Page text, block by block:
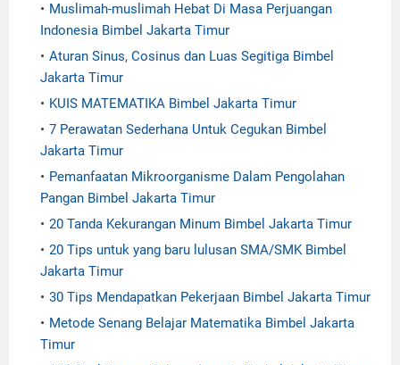
Muslimah-muslimah Hebat Di Masa Perjuangan
Indonesia Bimbel Jakarta Timur
Aturan Sinus, Cosinus dan Luas Segitiga Bimbel
Jakarta Timur
KUIS MATEMATIKA Bimbel Jakarta Timur
7 Perawatan Sederhana Untuk Cegukan Bimbel
Jakarta Timur
Pemanfaatan Mikroorganisme Dalam Pengolahan
Pangan Bimbel Jakarta Timur
20 Tanda Kekurangan Minum Bimbel Jakarta Timur
20 Tips untuk yang baru lulusan SMA/SMK Bimbel
Jakarta Timur
30 Tips Mendapatkan Pekerjaan Bimbel Jakarta Timur
Metode Senang Belajar Matematika Bimbel Jakarta
Timur